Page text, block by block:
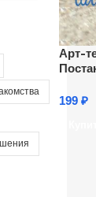
Арт-
199 ₽